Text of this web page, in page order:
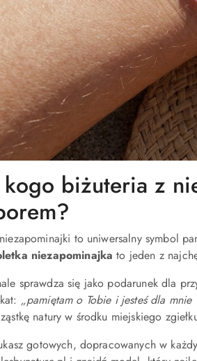
biżuteria z
to uniwersalny symbol
niezapominajka to jeden z
sprawdza się jako podarunek dla
„pamiętam o Tobie i jesteś dla mnie
natury w środku miejskiego
gotowych, dopracowanych w